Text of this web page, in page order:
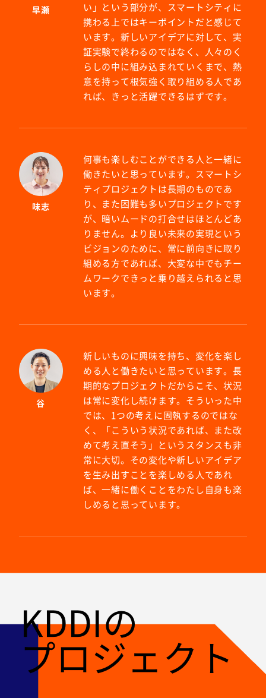
早瀬
い」という部分が、スマートシティに
携わる上ではキーポイントだと感じて
います。新しいアイデアに対して、実
証実験で終わるのではなく、人々のく
らしの中に組み込まれていくまで、熱
意を持って根気強く取り組める人であ
れば、きっと活躍できるはずです。
味志
何事も楽しむことができる人と一緒に
働きたいと思っています。スマートシ
ティプロジェクトは長期のものであ
り、また困難も多いプロジェクトです
が、暗いムードの打合せはほとんどあ
りません。より良い未来の実現という
ビジョンのために、常に前向きに取り
組める方であれば、大変な中でもチー
ムワークできっと乗り越えられると思
います。
谷
新しいものに興味を持ち、変化を楽し
める人と働きたいと思っています。長
期的なプロジェクトだからこそ、状況
は常に変化し続けます。そういった中
では、1つの考えに固執するのではな
く、「こういう状況であれば、また改
めて考え直そう」というスタンスも非
常に大切。その変化や新しいアイデア
を生み出すことを楽しめる人であれ
ば、一緒に働くことをわたし自身も楽
しめると思っています。
KDDIの
プロジェクト